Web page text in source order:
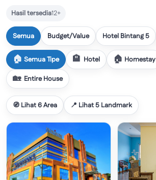
Hasil tersedia12+
Semua Budget/Value Hotel Bintang 5
Semua Tipe Hotel Homestay
Entire House
🧭 Lihat 6 Area 📍 Lihat 5 Landmark